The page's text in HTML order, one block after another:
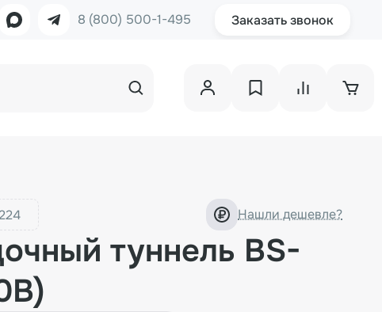
8 (800) 500-1-495 Заказать звонок
Нашли дешевле?
туннель BS-